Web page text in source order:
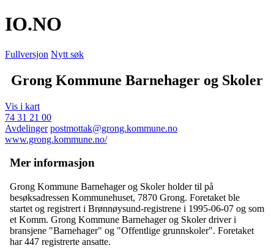
IO.NO
Fullversjon Nytt søk
Grong Kommune Barnehager og Skoler
Vis i kart
74 31 21 00
Avdelinger postmottak@grong.kommune.no
www.grong.kommune.no/
Mer informasjon
Grong Kommune Barnehager og Skoler holder til på
besøksadressen Kommunehuset, 7870 Grong. Foretaket ble
startet og registrert i Brønnøysund-registrene i 1995-06-07 og som
et Komm. Grong Kommune Barnehager og Skoler driver i
bransjene "Barnehager" og "Offentlige grunnskoler". Foretaket
har 447 registrerte ansatte.